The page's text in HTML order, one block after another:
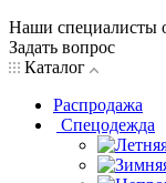
Наши специалисты
Задать вопрос
Каталог
Распродажа
Спецодежда